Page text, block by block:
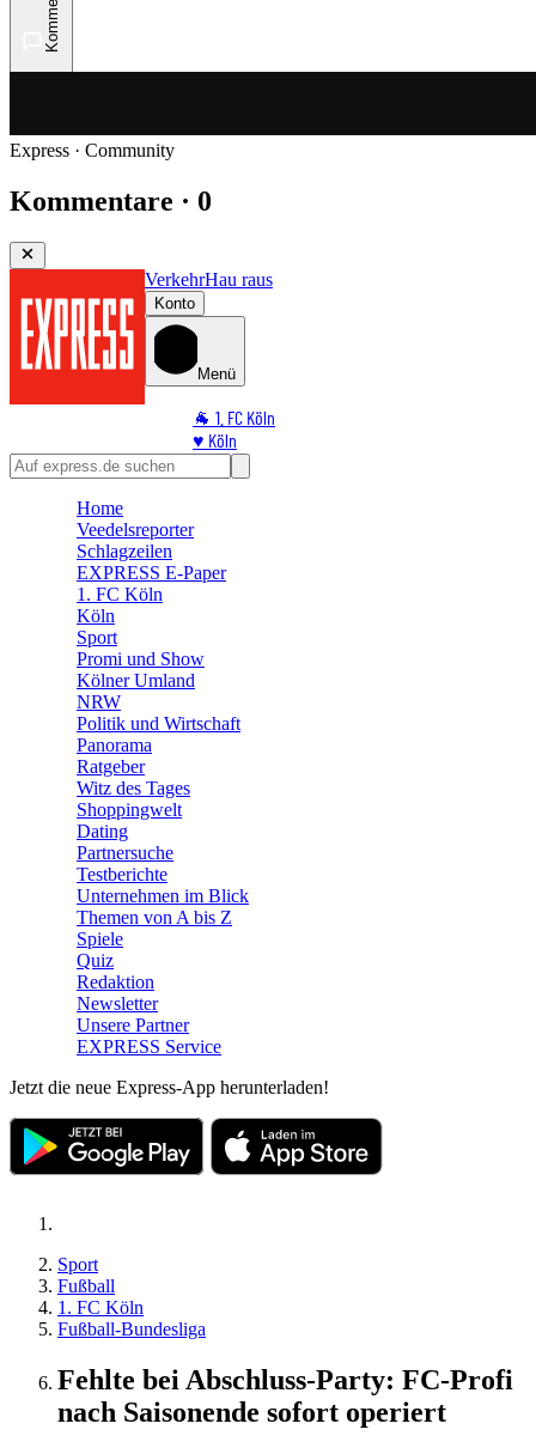
Express · Community
Kommentare · 0
VerkehrHau raus
Konto
Menü
🐐 1. FC Köln
♥️ Köln
⭐ Promi
🛒 Shoppingwelt
Home
Veedelsreporter
Schlagzeilen
EXPRESS E-Paper
1. FC Köln
Köln
Sport
Promi und Show
Kölner Umland
NRW
Politik und Wirtschaft
Panorama
Ratgeber
Witz des Tages
Shoppingwelt
Dating
Partnersuche
Testberichte
Unternehmen im Blick
Themen von A bis Z
Spiele
Quiz
Redaktion
Newsletter
Unsere Partner
EXPRESS Service
Jetzt die neue Express-App herunterladen!
Sport
Fußball
1. FC Köln
Fußball-Bundesliga
Fehlte bei Abschluss-Party: FC-Profi
nach Saisonende sofort operiert